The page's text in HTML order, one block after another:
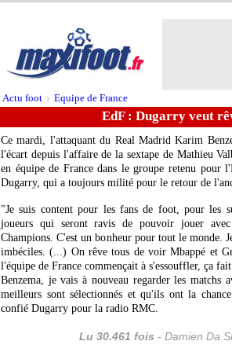
Actu foot > Equipe de France
EdF : Dugarry veut
Ce mardi, l'attaquant du Real Madrid Karim
l'écart depuis l'affaire de la sextape de Mathieu
en équipe de France dans le groupe retenu pour
Dugarry, qui a toujours milité pour le retour de
"Je suis content pour les fans de foot, pour les
joueurs qui seront ravis de pouvoir jouer
Champions. C'est un bonheur pour tout le monde.
imbéciles. (...) On rêve tous de voir Mbappé et
l'équipe de France commençait à s'essouffler, ça
Benzema, je vais à nouveau regarder les matchs
meilleurs sont sélectionnés et qu'ils ont la
confié Dugarry pour la radio RMC.
Lu 30.461 fois - Damien Da